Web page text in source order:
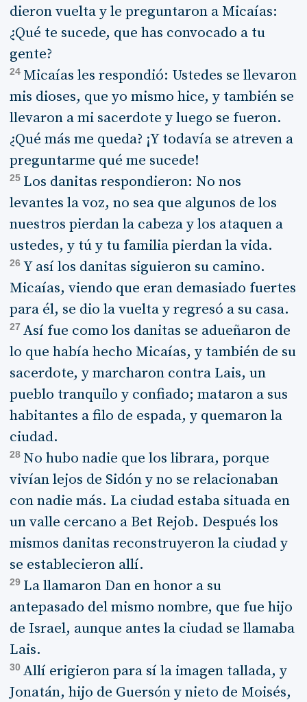
dieron vuelta y le preguntaron a Micaías:
¿Qué te sucede, que has convocado a tu
gente?
24 Micaías les respondió: Ustedes se llevaron
mis dioses, que yo mismo hice, y también se
llevaron a mi sacerdote y luego se fueron.
¿Qué más me queda? ¡Y todavía se atreven a
preguntarme qué me sucede!
25 Los danitas respondieron: No nos
levantes la voz, no sea que algunos de los
nuestros pierdan la cabeza y los ataquen a
ustedes, y tú y tu familia pierdan la vida.
26 Y así los danitas siguieron su camino.
Micaías, viendo que eran demasiado fuertes
para él, se dio la vuelta y regresó a su casa.
27 Así fue como los danitas se adueñaron de
lo que había hecho Micaías, y también de su
sacerdote, y marcharon contra Lais, un
pueblo tranquilo y confiado; mataron a sus
habitantes a filo de espada, y quemaron la
ciudad.
28 No hubo nadie que los librara, porque
vivían lejos de Sidón y no se relacionaban
con nadie más. La ciudad estaba situada en
un valle cercano a Bet Rejob. Después los
mismos danitas reconstruyeron la ciudad y
se establecieron allí.
29 La llamaron Dan en honor a su
antepasado del mismo nombre, que fue hijo
de Israel, aunque antes la ciudad se llamaba
Lais.
30 Allí erigieron para sí la imagen tallada, y
Jonatán, hijo de Guersón y nieto de Moisés,